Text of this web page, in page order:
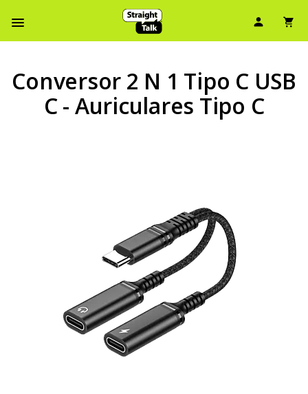
Menú de barra de navegación
Ícono
Conversor 2 N 1 Tipo C USB
C - Auriculares Tipo C